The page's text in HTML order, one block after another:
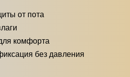
от пота
комфорта
без давления